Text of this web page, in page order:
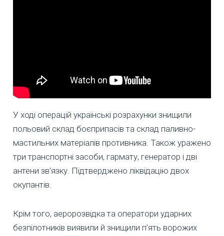
У ході операцій українські розрахунки знищили
польовий склад боєприпасів та склад паливно-
мастильних матеріалів противника. Також уражено
три транспортні засоби, гармату, генератор і дві
антени зв’язку. Підтверджено ліквідацію двох
окупантів.
Крім того, аеророзвідка та оператори ударних
безпілотників виявили й знищили п’ять ворожих